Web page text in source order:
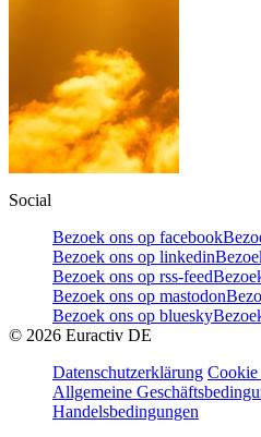
Social
Bezoek ons op facebook
Bezoek ons op linkedin
Bezoek ons op rss-feed
Bezoek ons op mastodon
Bezoek ons op bluesky
© 2026 Euractiv DE
Datenschutzerklärung
Allgemeine
Handelsbedingungen